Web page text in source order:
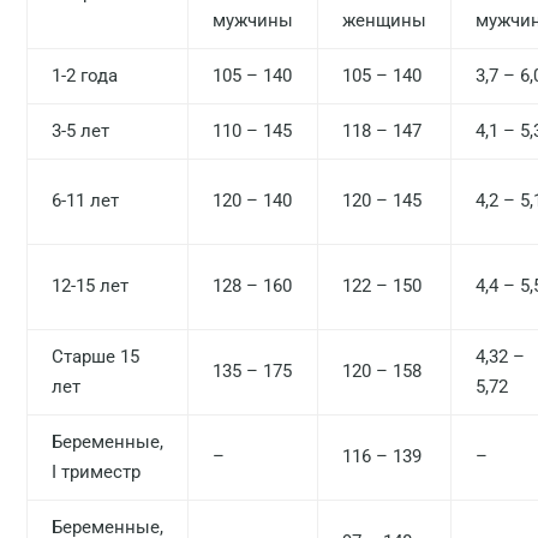
мужчины женщины
1-2 года 105 – 140 105 – 140 3,7 –
3-5 лет 110 – 145 118 – 147 4,1 –
6-11 лет 120 – 140 120 – 145 4,2 –
12-15 лет 128 – 160 122 – 150 4,4 –
Старше 15
лет
135 – 175 120 – 158
4,32 –
5,72
Беременные,
I триместр
– 116 – 139 –
Беременные,